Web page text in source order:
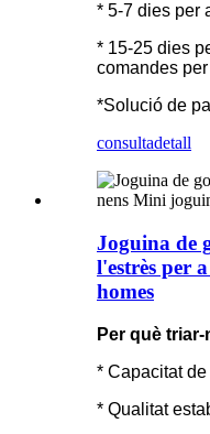
* 5-7 dies per
* 15-25 dies
comandes per
*Solució de
consultadetall
Joguina de
l'estrès per
homes
Per què
* Capacitat de
* Qualitat